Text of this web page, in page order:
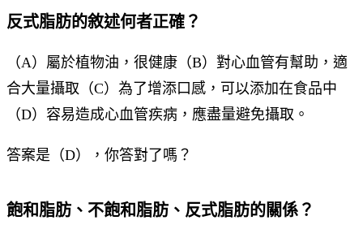
反式脂肪的敘述何者正確？
（A）屬於植物油，很健康（B）對心血管有幫助，適
合大量攝取（C）為了增添口感，可以添加在食品中
（D）容易造成心血管疾病，應盡量避免攝取。
答案是（D），你答對了嗎？
飽和脂肪、不飽和脂肪、反式脂肪的關係？